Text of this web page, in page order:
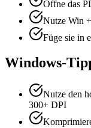
Öffne das
Nutze Win
Füge sie in
Windows-
Nutze den
300+ DPI